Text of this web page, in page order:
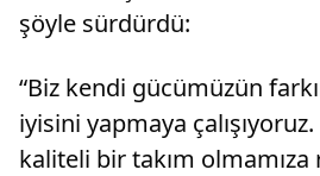
şöyle sürdürdü:
“Biz kendi gücümüzün
iyisini yapmaya
kaliteli bir takım